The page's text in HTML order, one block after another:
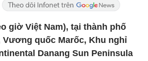
giờ Việt Nam), tại thành phố
Vương quốc Marốc, Khu nghỉ
Danang Sun Peninsula